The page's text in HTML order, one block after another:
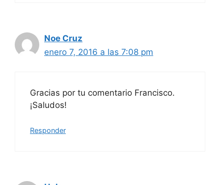
Noe Cruz
enero 7, 2016 a las 7:08 pm
Gracias por tu comentario Francisco.
¡Saludos!
Responder